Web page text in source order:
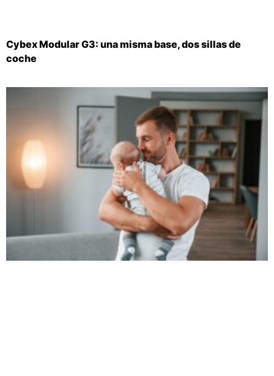
Cybex Modular G3: una misma base, dos sillas de
coche